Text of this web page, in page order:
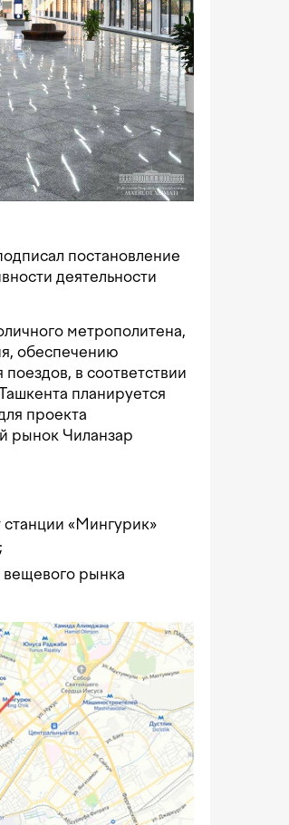
постановление
деятельности
метрополитена,
обеспечению
в соответствии
планируется
проекта
рынок Чиланзар
станции «Мингурик»
рынка